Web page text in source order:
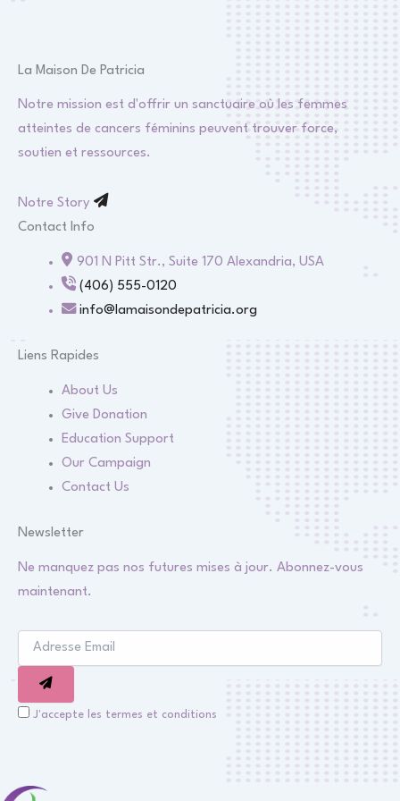
La Maison De Patricia
Notre mission est d'offrir un sanctuaire où les femmes
atteintes de cancers féminins peuvent trouver force,
soutien et ressources.
Notre Story
Contact Info
901 N Pitt Str., Suite 170 Alexandria, USA
(406) 555-0120
info@lamaisondepatricia.org
Liens Rapides
About Us
Give Donation
Education Support
Our Campaign
Contact Us
Newsletter
Ne manquez pas nos futures mises à jour. Abonnez-vous
maintenant.
J'accepte les termes et conditions